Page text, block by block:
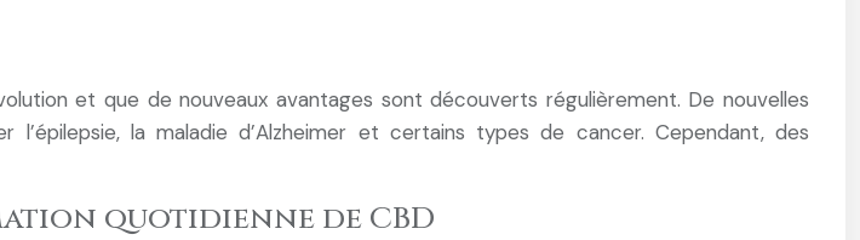
et que de nouveaux avantages sont découverts régulièrement. De nouvelles
la maladie d’Alzheimer et certains types de cancer. Cependant, des
quotidienne de CBD